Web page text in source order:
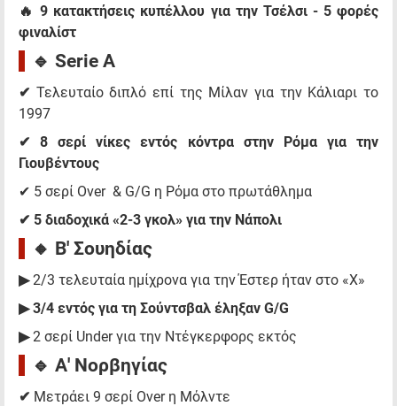
🔥 9 κατακτήσεις κυπέλλου για την Τσέλσι - 5 φορές
φιναλίστ
🔹 Serie A
✔ Τελευταίο διπλό επί της Μίλαν για την Κάλιαρι το
1997
✔ 8 σερί νίκες εντός κόντρα στην Ρόμα για την
Γιουβέντους
✔ 5 σερί Over & G/G η Ρόμα στο πρωτάθλημα
✔ 5 διαδοχικά «2-3 γκολ» για την Νάπολι
🔸 B' Σουηδίας
▶2/3 τελευταία ημίχρονα για την Έστερ ήταν στο «Χ»
▶ 3/4 εντός για τη Σούντσβαλ έληξαν G/G
▶2 σερί Under για την Ντέγκερφορς εκτός
🔹 Α' Νορβηγίας
✔ Μετράει 9 σερί Over η Μόλντε